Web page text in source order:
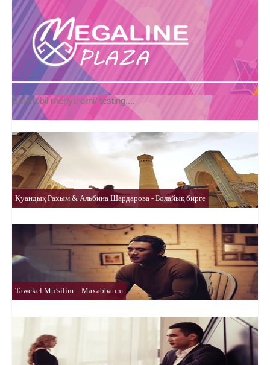
Bul mobil menyu orni/ testing....
Қуандық Рахым & Альбина Шардарова - Болайық бирге
Tawekel Mu’silim – Maxabbatım